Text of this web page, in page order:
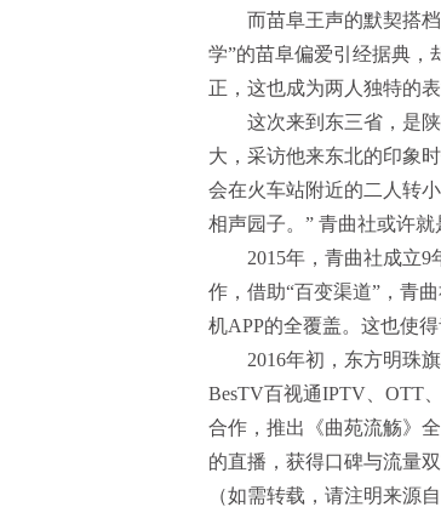
而苗阜王声的默契搭
学”的苗阜偏爱引经据典，
正，这也成为两人独特的表
这次来到东三省，是
大，采访他来东北的印象
会在火车站附近的二人转
相声园子。” 青曲社或许就
2015年，青曲社成立
作，借助“百变渠道”，青
机APP的全覆盖。这也使
2016年初，东方明珠
BesTV百视通IPTV、OTT
合作，推出《曲苑流觞》
的直播，获得口碑与流量双
（如需转载，请注明来源自